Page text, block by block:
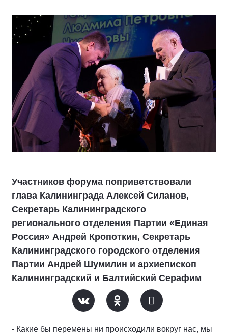
Участников форума поприветствовали
глава Калининграда Алексей Силанов,
Секретарь Калининградского
регионального отделения Партии «Единая
Россия» Андрей Кропоткин, Секретарь
Калининградского городского отделения
Партии Андрей Шумилин и архиепископ
Калининградский и Балтийский Серафим
- Какие бы перемены ни происходили вокруг нас, мы